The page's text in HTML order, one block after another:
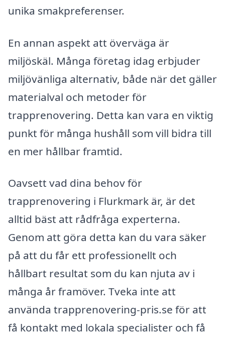
unika smakpreferenser.
En annan aspekt att överväga är
miljöskäl. Många företag idag erbjuder
miljövänliga alternativ, både när det gäller
materialval och metoder för
trapprenovering. Detta kan vara en viktig
punkt för många hushåll som vill bidra till
en mer hållbar framtid.
Oavsett vad dina behov för
trapprenovering i Flurkmark är, är det
alltid bäst att rådfråga experterna.
Genom att göra detta kan du vara säker
på att du får ett professionellt och
hållbart resultat som du kan njuta av i
många år framöver. Tveka inte att
använda trapprenovering-pris.se för att
få kontakt med lokala specialister och få